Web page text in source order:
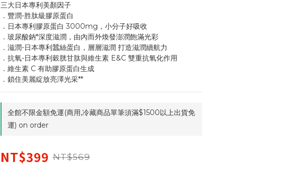
三大日本專利美顏因子
．豐潤-胜肽級膠原蛋白
．日本專利膠原蛋白 3000mg，小分子好吸收
．玻尿酸鈉*深度滋潤，由內而外煥發澎潤飽滿光彩
．滋潤-日本專利蠶絲蛋白，層層滋潤 打造滋潤續航力
．抗氧-日本專利穀胱甘肽與維生素 E&C 雙重抗氧化作用
．維生素 C 有助膠原蛋白生成
．鎖住美麗綻放亮澤光采**
全館不限金額免運(商用,冷藏商品單筆須滿$1500以上出貨免
運) on order
NT$399 NT$569